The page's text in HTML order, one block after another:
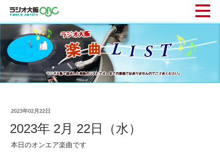
2023年02月22日
2023年 2月 22日（水）
本日のオンエア楽曲です